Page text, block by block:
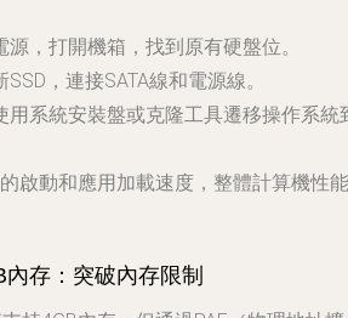
，打開機箱，找到原有硬盤位。
，連接SATA線和電源線。
用系統安裝盤或克隆工具遷移操作系統
啟動和應用加載速度，整體計算機性能
存：突破內存限制